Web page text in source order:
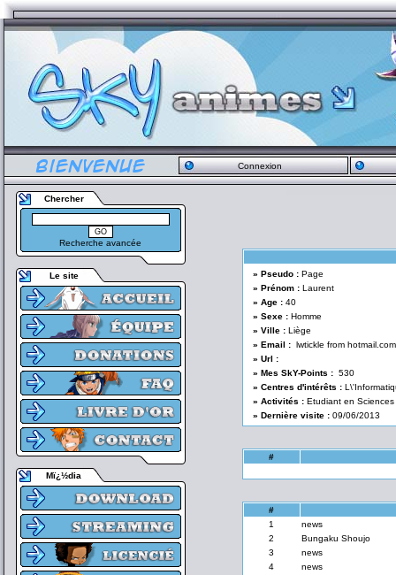
Connexion
Chercher
Recherche avancée
Le site
Mï¿½dia
» Pseudo : Page
» Prénom : Laurent
» Age : 40
» Sexe : Homme
» Ville : Liège
» Email : lwtickle from hotmail.com
» Url :
» Mes SkY-Points : 530
» Centres d'intérêts :
» Activités : Etudiant en
» Dernière visite : 09/06/2013
#
#
1
news
2
Bungaku Shoujo
3
news
4
news